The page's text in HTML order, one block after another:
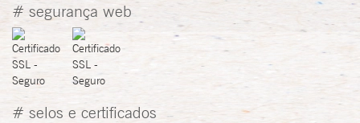
# segurança web
# selos e certificados